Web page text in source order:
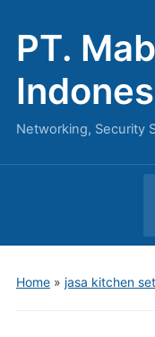
PT.
Networking, Security
Home» jasa kitchen set